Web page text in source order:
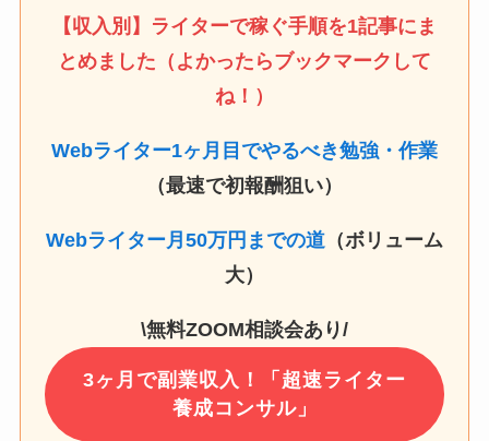
【収入別】ライターで稼ぐ手順を1記事にま
とめました（よかったらブックマークして
ね！）
Webライター1ヶ月目でやるべき勉強・作業
（最速で初報酬狙い）
Webライター月50万円までの道 （ボリューム
大）
\無料ZOOM相談会あり/
3ヶ月で副業収入！「超速ライター
養成コンサル」